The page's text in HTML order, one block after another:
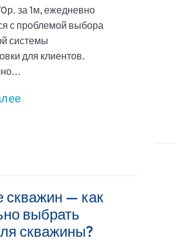
за 1м, ежедневно
с проблемой выбора
системы
для клиентов.
скважин — как
выбрать
скважины?